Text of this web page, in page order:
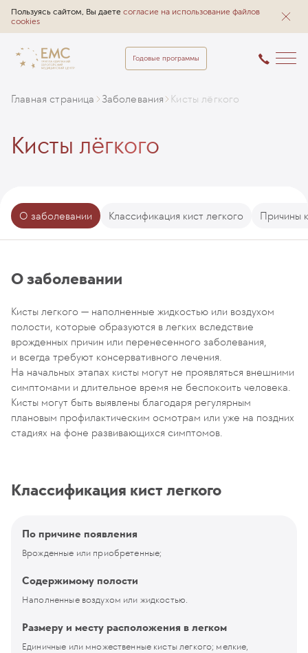
Пользуясь сайтом, Вы даете согласие на использование файлов
cookies
Годовые программы
Главная страница Заболевания Кисты лёгкого
Кисты лёгкого
О заболевании Классификация кист легкого Причины
О заболевании
Кисты легкого — наполненные жидкостью или воздухом
полости, которые образуются в легких вследствие
врожденных причин или перенесенного заболевания,
и всегда требуют консервативного лечения.
На начальных этапах кисты могут не проявляться внешними
симптомами и длительное время не беспокоить человека.
Кисты могут быть выявлены благодаря регулярным
плановым профилактическим осмотрам или уже на поздних
стадиях на фоне развивающихся симптомов.
Классификация кист легкого
По причине появления
Врожденные или приобретенные;
Содержимому полости
Наполненные воздухом или жидкостью.
Размеру и месту расположения в легком
Единичные или множественные кисты легкого; мелкие,